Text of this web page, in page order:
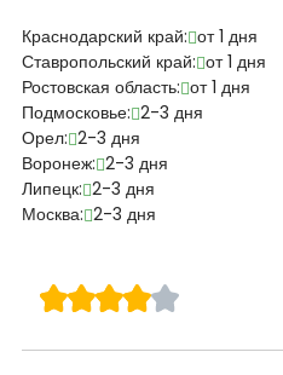
Краснодарский край: от 1 дня
Ставропольский край: от 1 дня
Ростовская область: от 1 дня
Подмосковье: 2-3 дня
Орел: 2-3 дня
Воронеж: 2-3 дня
Липецк: 2-3 дня
Москва: 2-3 дня